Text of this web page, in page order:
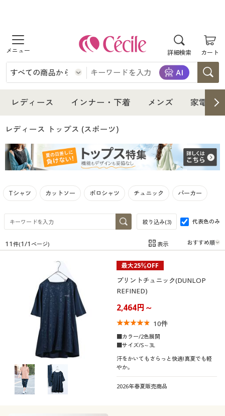
詳細検索 カート
商品を探す
レディース
レディースファッション
女性下着
インナー・下着
インナー・下着通販すべて
女性下着
メンズ
メンズ通販すべて
家電・雑貨
寝具・ベッド
カーテン・ラグ・ファブリック
美容・健康・サプリメント
制服・スクールすべて
制服・学生服
ジュニア・ティーンズ下着
大きいサイズ
大きいサイズ通販すべて
大きいサイズ レディース服
大きいサイズ レディース下着
大きいサイズ メンズ
バーゲン
バーゲンセール
シークレットセール
詳細検索
商品カテゴリ一覧
カタログ
カタログ・チラシからのご注文
レディース インナー・下着 メンズ 家電・
レディース トップス (スポーツ)
Tシャツ カットソー ポロシャツ チュニック パーカー
絞り込み(3) 代表色のみ
在庫 在庫のある商品のみ表示
(4〜4.9)
(3〜3.9)
レディースサ
11 件(1/1 ページ) 表示
最大25％OFF
プリントチュニック(DUNLOP
REFINED)
2,464円～
10件
■カラー/2色展開
■サイズ/S～3L
汗をかいてもさらっと快適!真夏でも軽
やか。
2026年春夏販売商品